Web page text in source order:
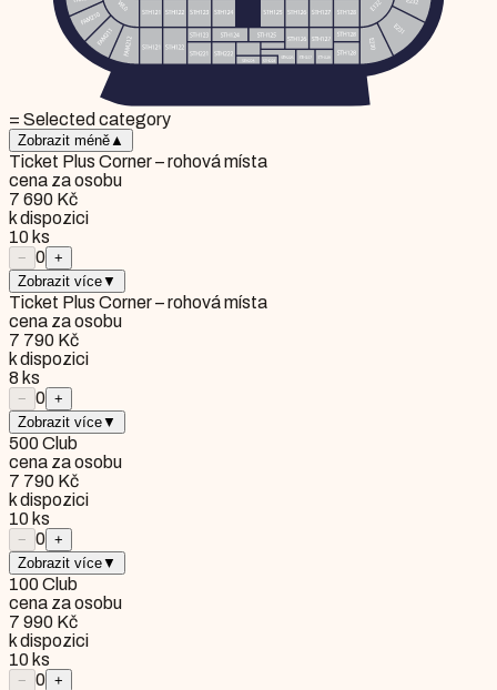
= Selected category
Zobrazit méně ▲
Ticket Plus Corner – rohová místa
cena za osobu
7 690 Kč
k dispozici
10 ks
− 0 +
Zobrazit více▼
Ticket Plus Corner – rohová místa
cena za osobu
7 790 Kč
k dispozici
8 ks
− 0 +
Zobrazit více▼
500 Club
cena za osobu
7 790 Kč
k dispozici
10 ks
− 0 +
Zobrazit více▼
100 Club
cena za osobu
7 990 Kč
k dispozici
10 ks
− 0 +